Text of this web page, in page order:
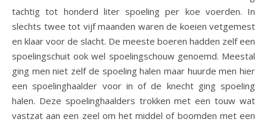
tachtig tot honderd liter spoeling per koe voerden. In
slechts twee tot vijf maanden waren de koeien vetgemest
en klaar voor de slacht. De meeste boeren hadden zelf een
spoelingschuit ook wel spoelingschouw genoemd. Meestal
ging men niet zelf de spoeling halen maar huurde men hier
een spoelinghaalder voor in of de knecht ging spoeling
halen. Deze spoelinghaalders trokken met een touw wat
vastzat aan een zeel om het middel of boomden met een